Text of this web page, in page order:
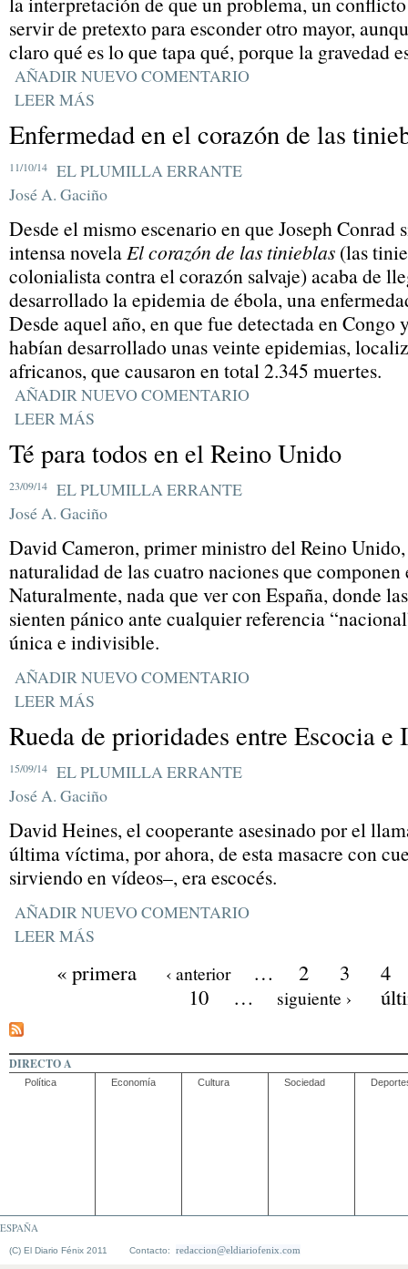
servir de pretexto para esconder otro mayor,
claro qué es lo que tapa qué, porque la gravedad
AÑADIR NUEVO COMENTARIO
LEER MÁS
Enfermedad en el corazón de las
11/10/14
EL PLUMILLA ERRANTE
José A. Gaciño
Desde el mismo escenario en que Joseph Conrad
intensa novelaEl corazón de las tinieblas (las
colonialista contra el corazón salvaje) acaba de
desarrollado la epidemia de ébola, una
Desde aquel año, en que fue detectada en Congo
habían desarrollado unas veinte epidemias,
africanos, que causaron en total 2.345 muertes.
AÑADIR NUEVO COMENTARIO
LEER MÁS
Té para todos en el Reino Unido
23/09/14
EL PLUMILLA ERRANTE
José A. Gaciño
David Cameron, primer ministro del Reino
naturalidad de las cuatro naciones que
Naturalmente, nada que ver con España, donde
sienten pánico ante cualquier referencia
única e indivisible.
AÑADIR NUEVO COMENTARIO
LEER MÁS
Rueda de prioridades entre Escocia e
15/09/14
EL PLUMILLA ERRANTE
José A. Gaciño
David Heines, el cooperante asesinado por el
última víctima, por ahora, de esta masacre con
sirviendo en vídeos–, era escocés.
AÑADIR NUEVO COMENTARIO
LEER MÁS
« primera ‹ anterior … 2 3
4
10
… siguiente ›
DIRECTO A
Política Economía Cultura Sociedad
ESPAÑA
(C) El Diario Fénix 2011 Contacto: redaccion@eldiariofenix.com